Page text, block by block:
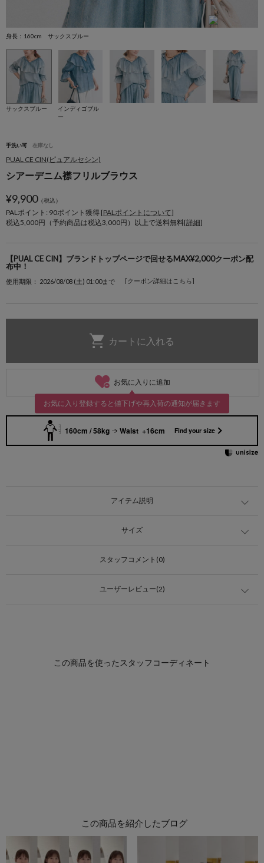
身長：160cm サックスブルー
サックスブルー
インディゴブル
ー
手洗い可 在庫なし
PUAL CE CIN(ピュアルセシン)
シアーデニム襟フリルブラウス
¥9,900（税込）
PALポイント: 90ポイント獲得 [PALポイントについて]
税込5,000円（予約商品は税込3,000円）以上で送料無料[詳細]
【PUAL CE CIN】ブランドトップページで回せるMAX¥2,000クーポン配
布中！
使用期限： 2026/08/08 (土) 01:00まで [クーポン詳細はこちら]
お気に入りに追加
お気に入り登録すると値下げや再入荷の通知が届きます
160cm / 58kg Waist +16cm Find your size
アイテム説明
サイズ
スタッフコメント(0)
ユーザーレビュー(2)
この商品を紹介したブログ